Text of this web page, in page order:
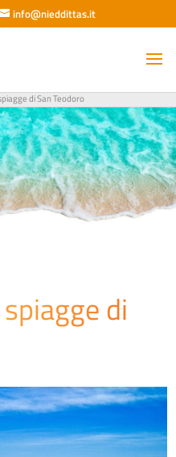
info@nieddittas.it
di San Teodoro
di